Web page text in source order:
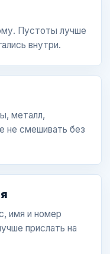
Пустоты лучше
внутри.
металл,
не смешивать без
имя и номер
прислать на